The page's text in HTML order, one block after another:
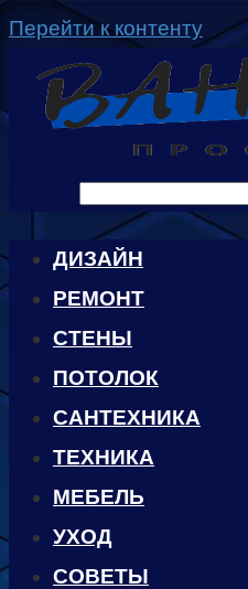
Перейти к контенту
ДИЗАЙН
РЕМОНТ
СТЕНЫ
ПОТОЛОК
САНТЕХНИКА
ТЕХНИКА
МЕБЕЛЬ
УХОД
CОВЕТЫ